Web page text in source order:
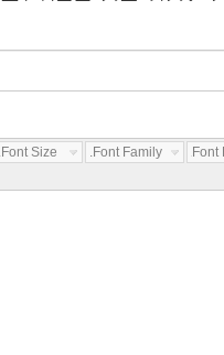
Font Size... Font Family... Font